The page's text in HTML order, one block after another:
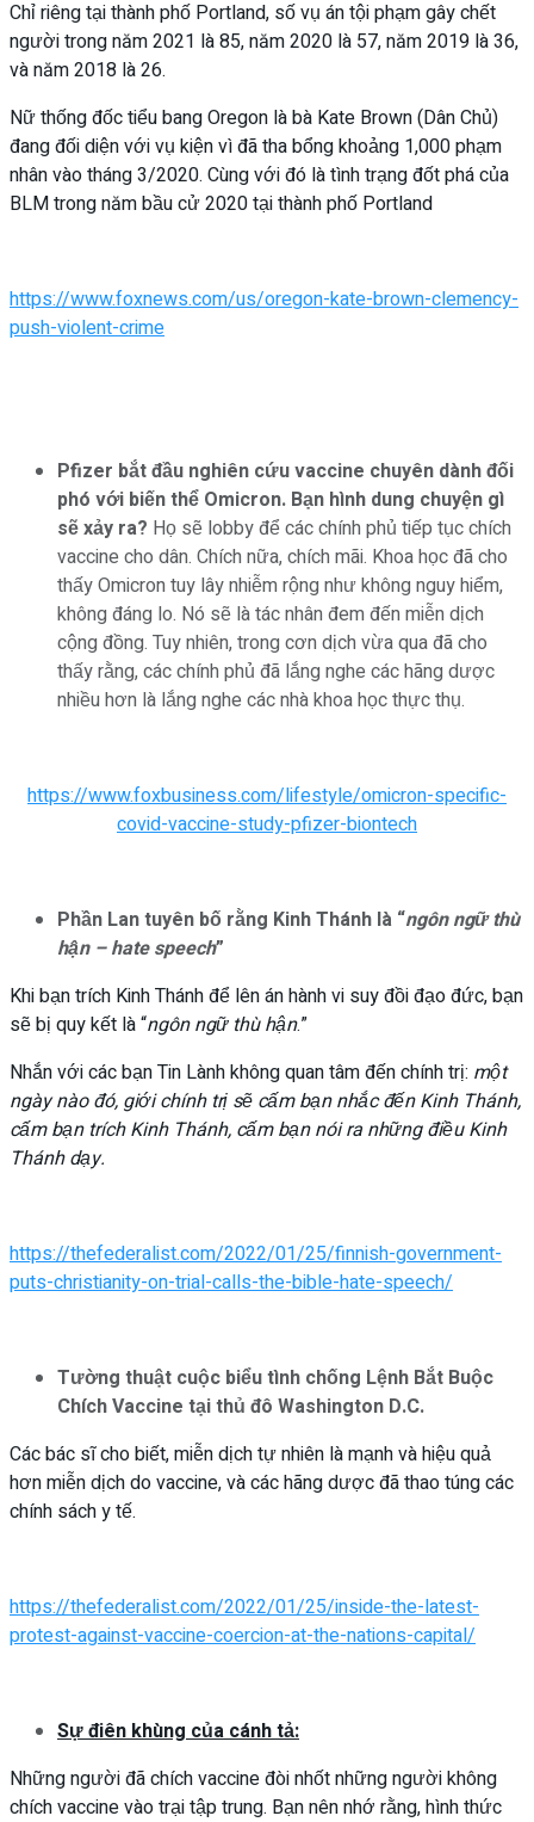
Chỉ riêng tại thành phố Portland, số vụ án tội phạm gây chết
người trong năm 2021 là 85, năm 2020 là 57, năm 2019 là 36,
và năm 2018 là 26.
Nữ thống đốc tiểu bang Oregon là bà Kate Brown (Dân Chủ)
đang đối diện với vụ kiện vì đã tha bổng khoảng 1,000 phạm
nhân vào tháng 3/2020. Cùng với đó là tình trạng đốt phá của
BLM trong năm bầu cử 2020 tại thành phố Portland
https://www.foxnews.com/us/oregon-kate-brown-clemency-
push-violent-crime
Pfizer bắt đầu nghiên cứu vaccine chuyên dành đối
phó với biến thể Omicron. Bạn hình dung chuyện gì
sẽ xảy ra? Họ sẽ lobby để các chính phủ tiếp tục chích
vaccine cho dân. Chích nữa, chích mãi. Khoa học đã cho
thấy Omicron tuy lây nhiễm rộng như không nguy hiểm,
không đáng lo. Nó sẽ là tác nhân đem đến miễn dịch
cộng đồng. Tuy nhiên, trong cơn dịch vừa qua đã cho
thấy rằng, các chính phủ đã lắng nghe các hãng dược
nhiều hơn là lắng nghe các nhà khoa học thực thụ.
https://www.foxbusiness.com/lifestyle/omicron-specific-
covid-vaccine-study-pfizer-biontech
Phần Lan tuyên bố rằng Kinh Thánh là “ngôn ngữ thù
hận – hate speech”
Khi bạn trích Kinh Thánh để lên án hành vi suy đồi đạo đức, bạn
sẽ bị quy kết là “ngôn ngữ thù hận.”
Nhắn với các bạn Tin Lành không quan tâm đến chính trị: một
ngày nào đó, giới chính trị sẽ cấm bạn nhắc đến Kinh Thánh,
cấm bạn trích Kinh Thánh, cấm bạn nói ra những điều Kinh
Thánh dạy.
https://thefederalist.com/2022/01/25/finnish-government-
puts-christianity-on-trial-calls-the-bible-hate-speech/
Tường thuật cuộc biểu tình chống Lệnh Bắt Buộc
Chích Vaccine tại thủ đô Washington D.C.
Các bác sĩ cho biết, miễn dịch tự nhiên là mạnh và hiệu quả
hơn miễn dịch do vaccine, và các hãng dược đã thao túng các
chính sách y tế.
https://thefederalist.com/2022/01/25/inside-the-latest-
protest-against-vaccine-coercion-at-the-nations-capital/
Sự điên khùng của cánh tả:
Những người đã chích vaccine đòi nhốt những người không
chích vaccine vào trại tập trung. Bạn nên nhớ rằng, hình thức